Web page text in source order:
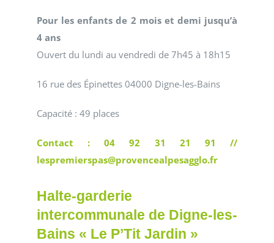
Pour les enfants de 2 mois et demi jusqu’à
4 ans
Ouvert du lundi au vendredi de 7h45 à 18h15
16 rue des Épinettes 04000 Digne-les-Bains
Capacité : 49 places
Contact : 04 92 31 21 91 //
lespremierspas@provencealpesagglo.fr
Halte-garderie
intercommunale de Digne-les-
Bains « Le P’Tit Jardin »